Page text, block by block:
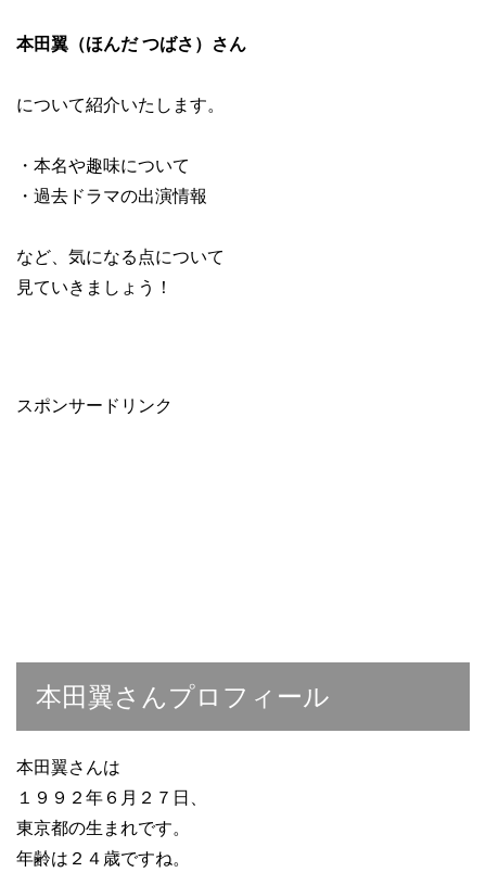
本田翼（ほんだ つばさ）さん
について紹介いたします。
・本名や趣味について
・過去ドラマの出演情報
など、気になる点について
見ていきましょう！
スポンサードリンク
本田翼さんプロフィール
本田翼さんは
１９９２年６月２７日、
東京都の生まれです。
年齢は２４歳ですね。